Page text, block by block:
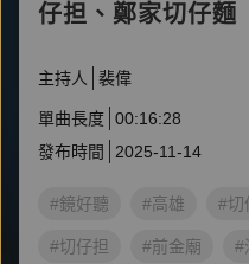
仔担、鄭家切仔麵
主持人 裴偉
單曲長度 00:16:28
發布時間
2025-11-14
#鏡好聽 #高雄 #切
#切仔担 #前金廟 #